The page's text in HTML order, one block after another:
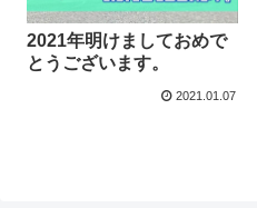
2021年明けましておめで
とうございます。
2021.01.07